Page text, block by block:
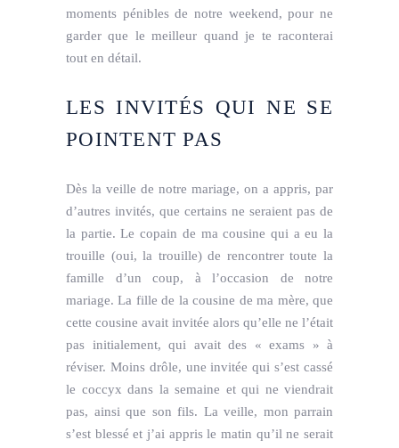
moments pénibles de notre weekend, pour ne
garder que le meilleur quand je te raconterai
tout en détail.
LES INVITÉS QUI NE SE
POINTENT PAS
Dès la veille de notre mariage, on a appris, par
d’autres invités, que certains ne seraient pas de
la partie. Le copain de ma cousine qui a eu la
trouille (oui, la trouille) de rencontrer toute la
famille d’un coup, à l’occasion de notre
mariage. La fille de la cousine de ma mère, que
cette cousine avait invitée alors qu’elle ne l’était
pas initialement, qui avait des « exams » à
réviser. Moins drôle, une invitée qui s’est cassé
le coccyx dans la semaine et qui ne viendrait
pas, ainsi que son fils. La veille, mon parrain
s’est blessé et j’ai appris le matin qu’il ne serait